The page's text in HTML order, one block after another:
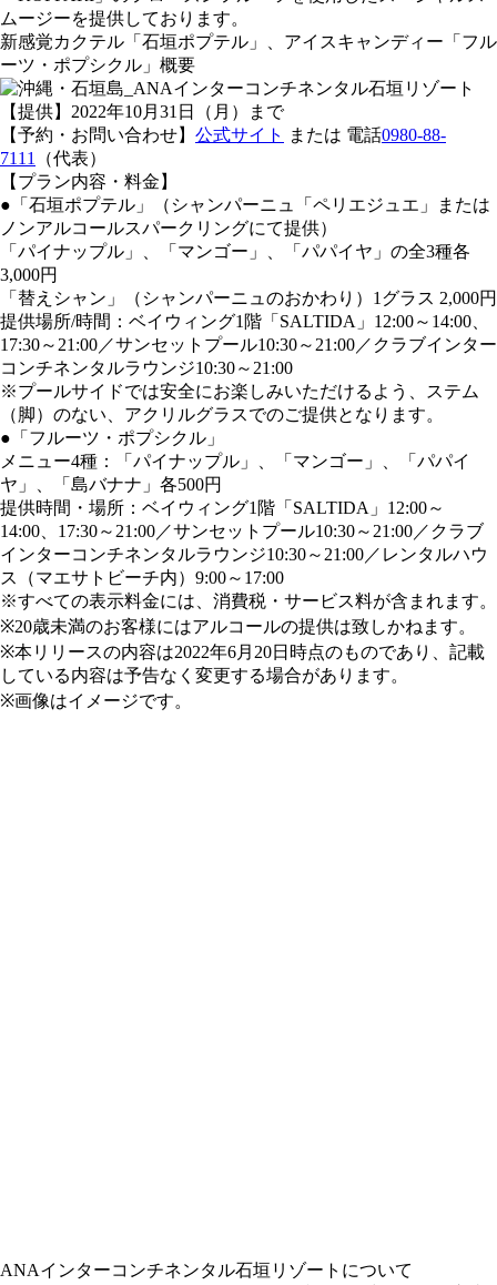
ムージーを提供しております。
​新感覚カクテル「石垣ポプテル」、アイスキャンディー「フル
ーツ・ポプシクル」概要
【提供】2022年10月31日（月）まで
【予約・お問い合わせ】 公式サイト または 電話0980-88-
7111
（代表）
【プラン内容・料金】
●「石垣ポプテル」（シャンパーニュ「ペリエジュエ」または
ノンアルコールスパークリングにて提供）
「パイナップル」、「マンゴー」、「パパイヤ」の全3種各
3,000円
「替えシャン」（シャンパーニュのおかわり）1グラス 2,000円
提供場所/時間：ベイウィング1階「SALTIDA」12:00～14:00、
17:30～21:00／サンセットプール10:30～21:00／クラブインター
コンチネンタルラウンジ10:30～21:00
※プールサイドでは安全にお楽しみいただけるよう、ステム
（脚）のない、アクリルグラスでのご提供となります。
●「フルーツ・ポプシクル」
メニュー4種：「パイナップル」、「マンゴー」、「パパイ
ヤ」、「島バナナ」各500円
提供時間・場所：ベイウィング1階「SALTIDA」12:00～
14:00、17:30～21:00／サンセットプール10:30～21:00／クラブ
インターコンチネンタルラウンジ10:30～21:00／レンタルハウ
ス（マエサトビーチ内）9:00～17:00
※すべての表示料金には、消費税・サービス料が含まれます。
※20歳未満のお客様にはアルコールの提供は致しかねます。
※本リリースの内容は2022年6月20日時点のものであり、記載
している内容は予告なく変更する場合があります。
※画像はイメージです。
ANAインターコンチネンタル石垣リゾートについて